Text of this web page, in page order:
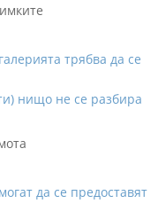
трябва да се
нищо не се разбира
да се предоставят